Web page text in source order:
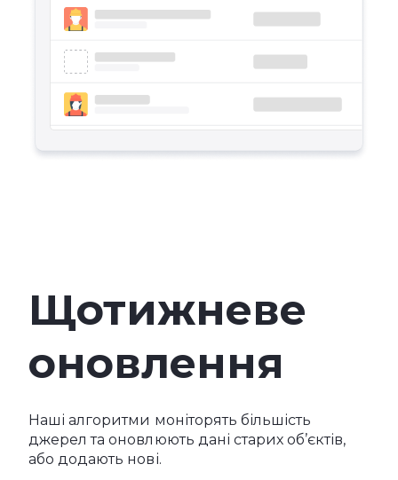
Щотижневе
оновлення
Наші алгоритми моніторять більшість
джерел та оновлюють дані старих об’єктів,
або додають нові.